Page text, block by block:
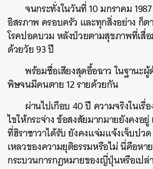
จนกระทั่งในวันที่ 10 มกราคม
อิสรภาพ ครอบครัว และทุกสิ่งอย่าง ก็ต
โรคปอดบวม หลังป่วยตามสุขภาพที่เสื่
ด้วยวัย 93 ปี
พร้อมชื่อเสียงสุดอื้อฉาว ในฐานะผู้
พิษจนมีคนตาย 12 รายด้วยกัน
ผ่านไปเกือบ 40 ปี ความจริงในเรื่
ไขให้กระจ่าง ข้อสงสัยมากมายยังคงอ
ที่ฮิราซาวาได้รับ ยังคงแจ่มแจ้งเจ็บปว
เหลวของความยุติธรรมหรือไม่ นี่คือหา
กระบวนการกฎหมายของญี่ปุ่นหรือเปล่า